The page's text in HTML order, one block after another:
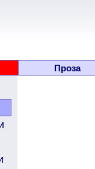
Проза